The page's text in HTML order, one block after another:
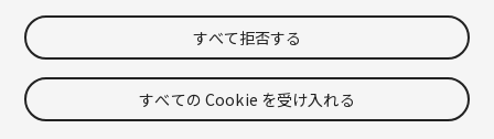
Legal（英語）
Cookies（英語）
Do Not Sell or Share My Personal Information（英語）
Copyright © 2026 Unity Technologies
「Unity」の名称、Unity のロゴ、およびその他の Unity の商標は、米国およ
すべて拒否する
すべての Cookie を受け入れる